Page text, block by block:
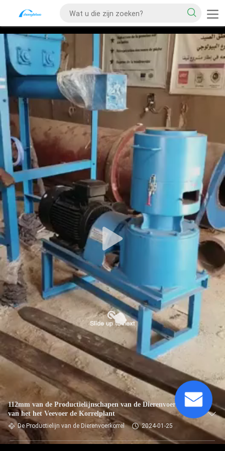
112mm van de Productielijnschapen van de Dierenvoerkorrel
van het het Veevoer de Korrelplant
De Productielijn van de Dierenvoerkorrel 2024-01-25